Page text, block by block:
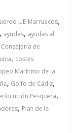
UE-Marruecos,
, ayudas, ayudas al
Consejería de
, costes
Marítimo de la
, Golfo de Cádiz,
Pesquera,
, Plan de la